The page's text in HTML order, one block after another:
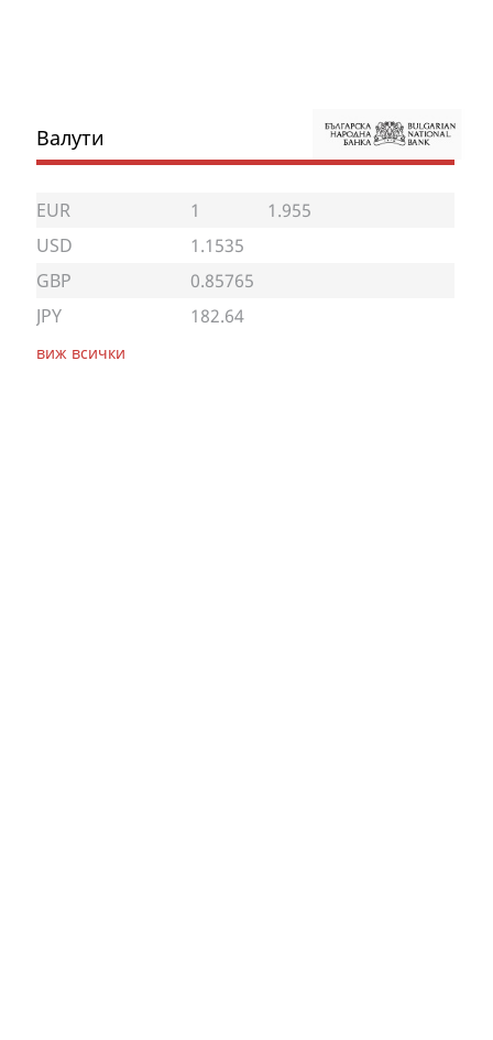
Валути
EUR 1
1.955
USD
1.1535
GBP
0.85765
JPY
182.64
виж всички